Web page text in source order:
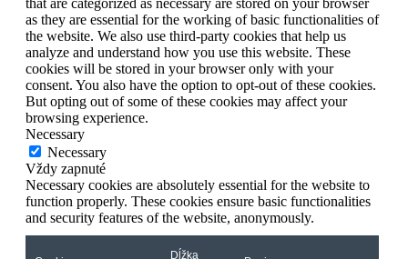
as they are essential for the working of basic functionalities of
the website. We also use third-party cookies that help us
analyze and understand how you use this website. These
cookies will be stored in your browser only with your
consent. You also have the option to opt-out of these cookies.
But opting out of some of these cookies may affect your
browsing experience.
Necessary
Necessary
Vždy zapnuté
Necessary cookies are absolutely essential for the website to
function properly. These cookies ensure basic functionalities
and security features of the website, anonymously.
Dĺžka